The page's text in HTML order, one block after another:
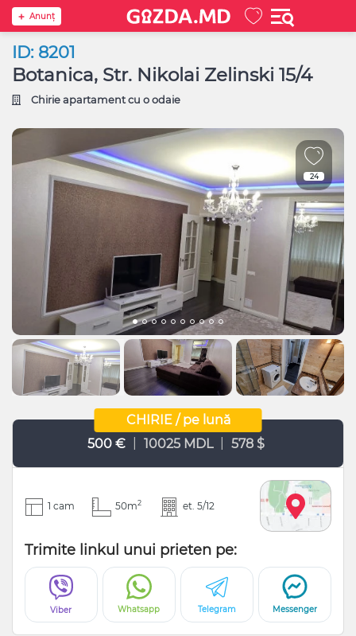
Anunţ
ID: 8201
Botanica, Str. Nikolai Zelinski 15/4
Chirie apartament cu o odaie
24
CHIRIE / pe lună
500 €
10025 MDL 578 $
1 cam 50m2 et. 5/12
Trimite linkul unui prieten pe:
Viber Whatsapp Telegram Messenger